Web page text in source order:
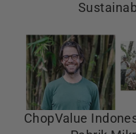
ChopValue